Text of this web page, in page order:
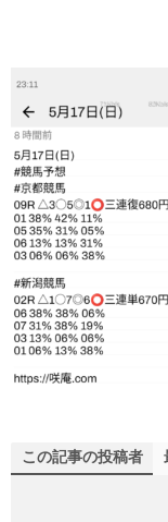
この記事の投稿者